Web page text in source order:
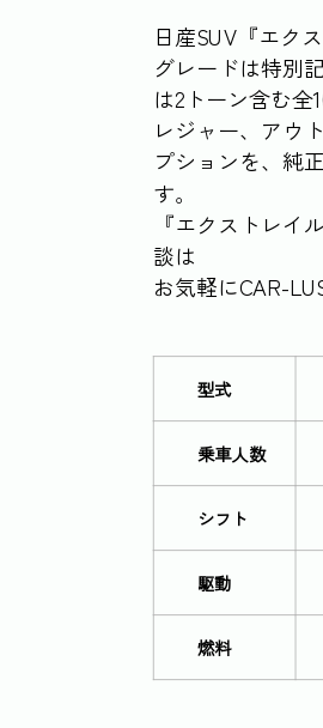
日産SUV『エク
グレードは特別
は2トーン含む全
レジャー、アウ
プションを、純
す。
『エクストレイ
談は
お気軽にCAR-
型式
乗車人数
シフト
駆動
燃料